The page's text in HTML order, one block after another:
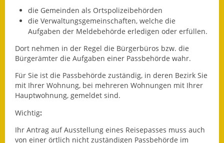
Schadensmeldung
Straßenbau
Landesstraße
Kreisstraße
Ausweichfahrplan
die Gemeinden als Ortspolizeibehörden
die Verwaltungsgemeinschaften, welche die
Aufgaben der Meldebehörde erledigen oder erfüllen.
Dort nehmen in der Regel die Bürgerbüros bzw. die
Bürgerämter die Aufgaben einer Passbehörde wahr.
Für Sie ist die Passbehörde zuständig, in deren Bezirk Sie
mit Ihrer Wohnung, bei mehreren Wohnungen mit Ihrer
Hauptwohnung, gemeldet sind.
Wichtig:
Ihr Antrag auf Ausstellung eines Reisepasses muss auch
von einer örtlich nicht zuständigen Passbehörde im